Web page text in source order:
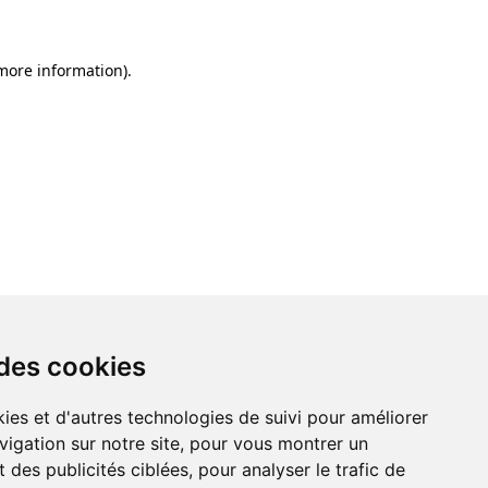
cookies
et d'autres technologies de suivi pour améliorer
sur notre site, pour vous montrer un
des publicités ciblées, pour analyser le trafic de
information).